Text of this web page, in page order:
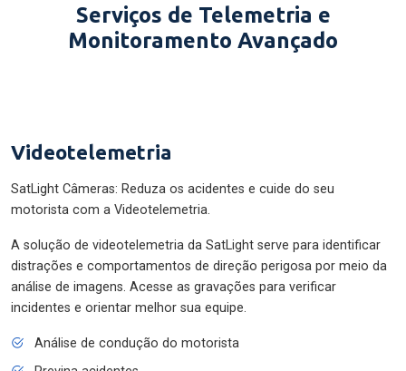
Serviços de Telemetria e
Monitoramento Avançado
Videotelemetria
SatLight Câmeras: Reduza os acidentes e cuide do seu
motorista com a Videotelemetria.
A solução de videotelemetria da SatLight serve para identificar
distrações e comportamentos de direção perigosa por meio da
análise de imagens. Acesse as gravações para verificar
incidentes e orientar melhor sua equipe.
Análise de condução do motorista